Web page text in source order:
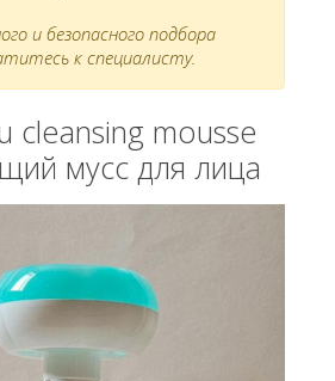
и безопасного подбора
к специалисту.
cleansing mousse
мусс для лица